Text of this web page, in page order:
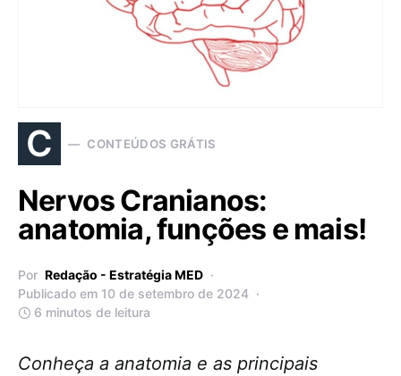
C CONTEÚDOS GRÁTIS
Nervos Cranianos:
anatomia, funções e mais!
Por Redação - Estratégia MED
Publicado em 10 de setembro de 2024
6 minutos de leitura
Conheça a anatomia e as principais